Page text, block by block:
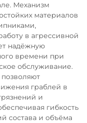
Механизм
материалов
в агрессивной
надёжную
времени при
обслуживание.
граблей в
и
гибкость
состава и объёма